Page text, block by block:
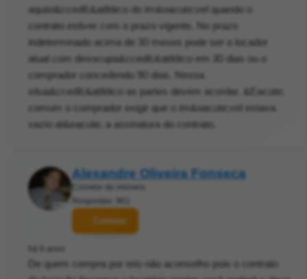
aquisi&ccedil;&atilde;o do im&oacute;vel quando o
contrato estiver com o prazo vigente. No prazo
indeterminado acima de 30 meses pode ser o locador
atual com desocupa&ccedil;&atilde;o em 30 dias ou o
comprador concedendo 90 dias. Nessa
situa&ccedil;&atilde;o as partes devem acordar. &Eacute;
comum o comprador exigir que o im&oacute;vel estava
vazio at&eacute; a assinatura do contrato.
Alexandre Oliveira Fonseca
Contatar
De quem compra por isto não aconselho pois o contrato